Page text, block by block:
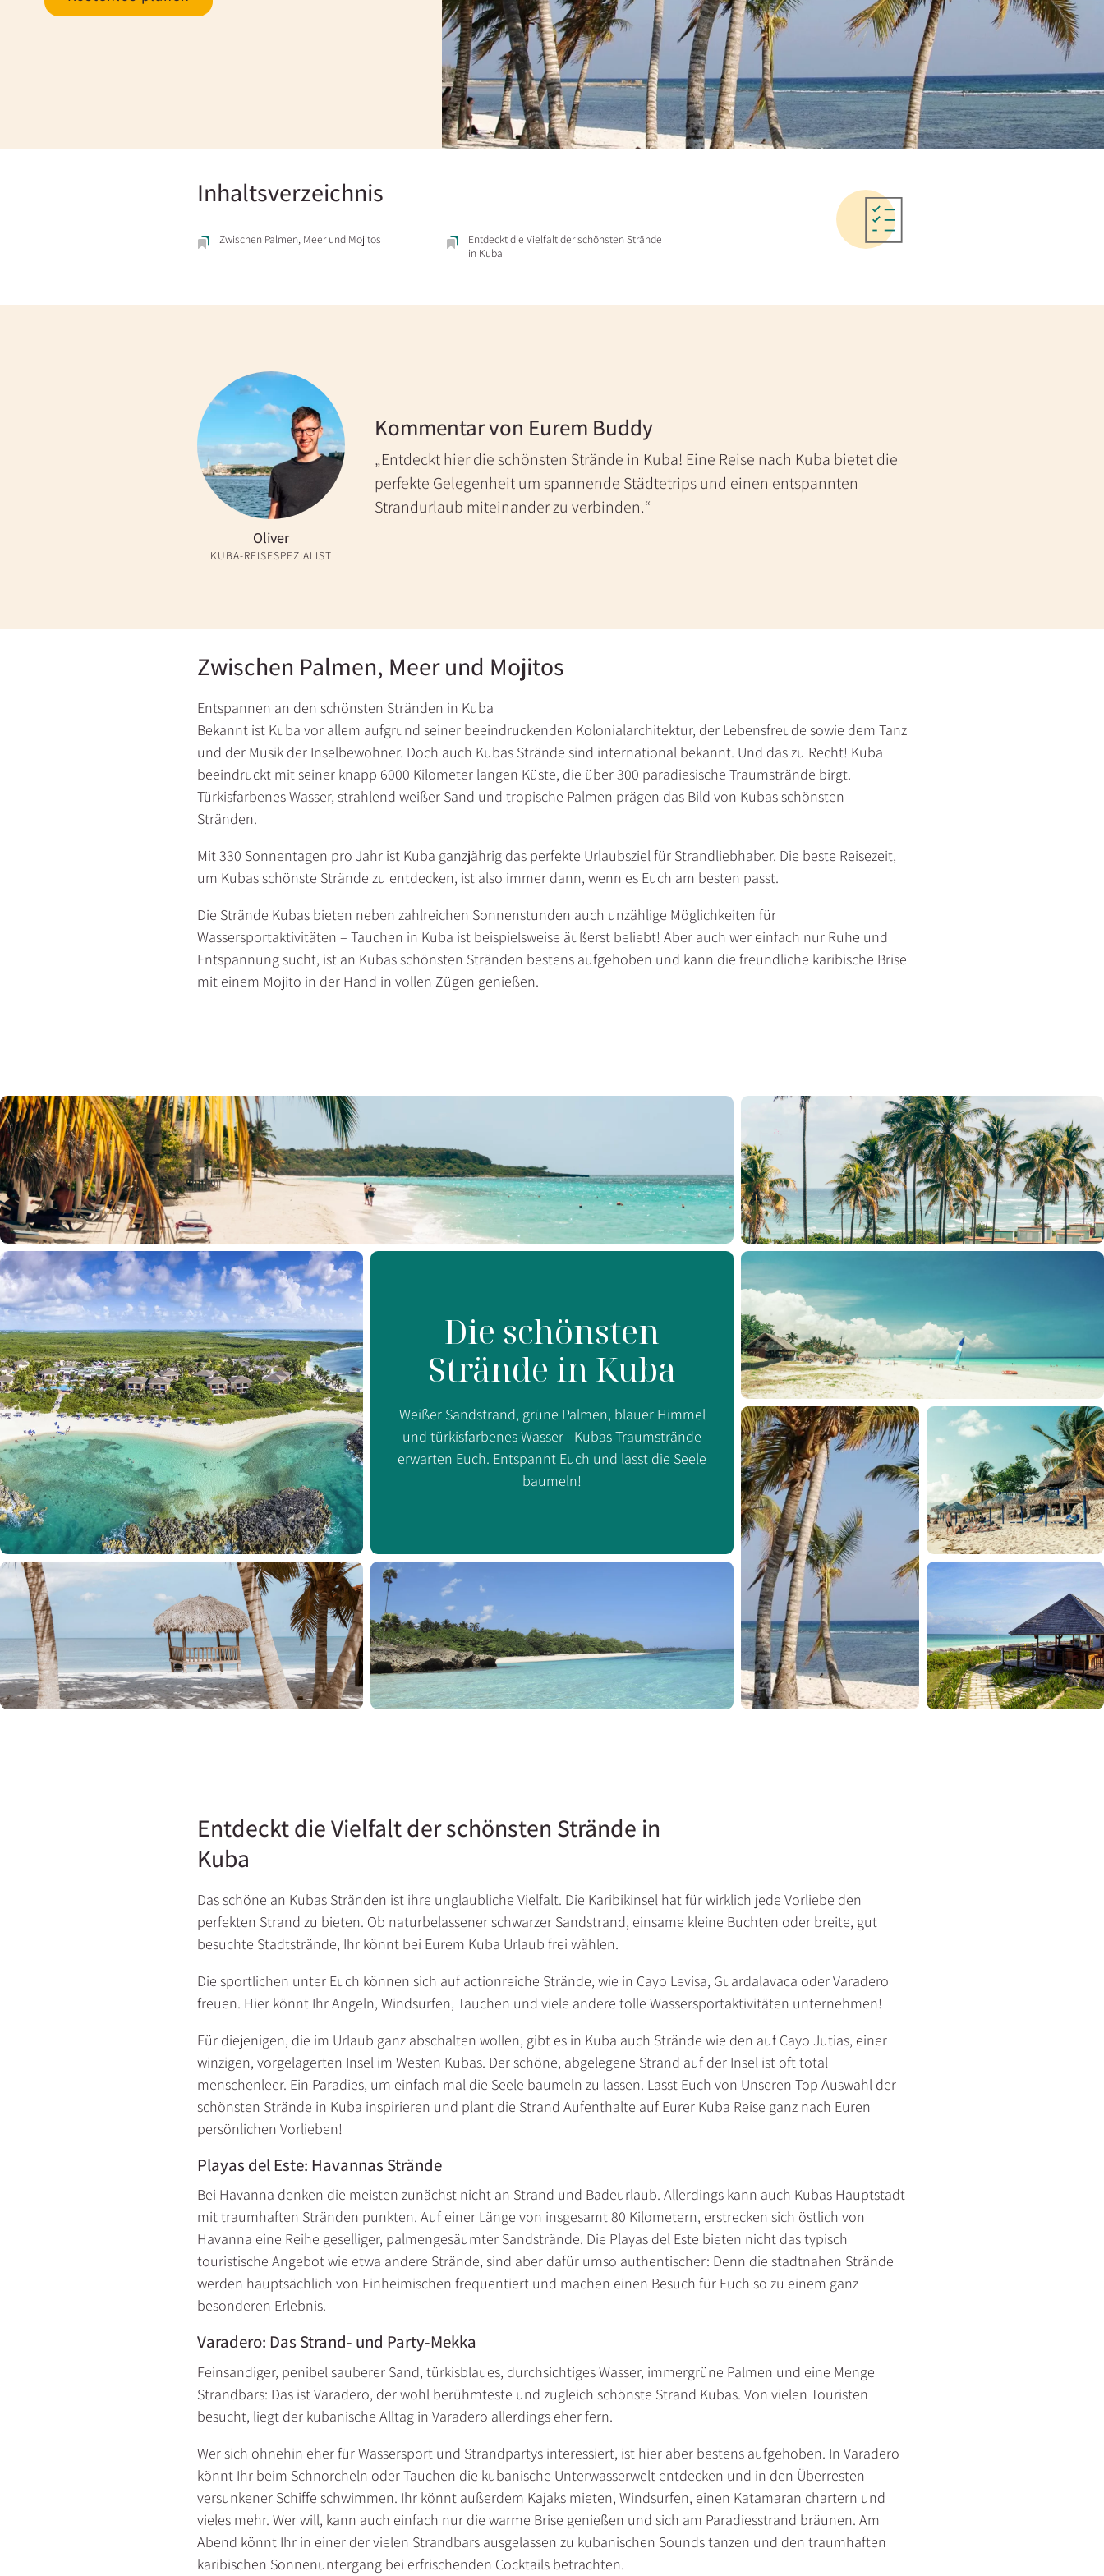
Inhaltsverzeichnis
Zwischen Palmen, Meer und Mojitos
Entdeckt die Vielfalt der schönsten Strände
in Kuba
Oliver
KUBA-REISESPEZIALIST
Kommentar von Eurem Buddy
Entdeckt hier die schönsten Strände in Kuba! Eine Reise nach Kuba bietet die
perfekte Gelegenheit um spannende Städtetrips und einen entspannten
Strandurlaub miteinander zu verbinden.
Zwischen Palmen, Meer und Mojitos
Entspannen an den schönsten Stränden in Kuba
Bekannt ist Kuba vor allem aufgrund seiner beeindruckenden Kolonialarchitektur, der Lebensfreude sowie dem Tanz
und der Musik der Inselbewohner. Doch auch Kubas Strände sind international bekannt. Und das zu Recht! Kuba
beeindruckt mit seiner knapp 6000 Kilometer langen Küste, die über 300 paradiesische Traumstrände birgt.
Türkisfarbenes Wasser, strahlend weißer Sand und tropische Palmen prägen das Bild von Kubas schönsten
Stränden.
Mit 330 Sonnentagen pro Jahr ist Kuba ganzjährig das perfekte Urlaubsziel für Strandliebhaber. Die beste Reisezeit,
um Kubas schönste Strände zu entdecken, ist also immer dann, wenn es Euch am besten passt.
Die Strände Kubas bieten neben zahlreichen Sonnenstunden auch unzählige Möglichkeiten für
Wassersportaktivitäten – Tauchen in Kuba ist beispielsweise äußerst beliebt! Aber auch wer einfach nur Ruhe und
Entspannung sucht, ist an Kubas schönsten Stränden bestens aufgehoben und kann die freundliche karibische Brise
mit einem Mojito in der Hand in vollen Zügen genießen.
Die schönsten
Strände in Kuba
Weißer Sandstrand, grüne Palmen, blauer Himmel
und türkisfarbenes Wasser - Kubas Traumstrände
erwarten Euch. Entspannt Euch und lasst die Seele
baumeln!
Entdeckt die Vielfalt der schönsten Strände in
Kuba
Das schöne an Kubas Stränden ist ihre unglaubliche Vielfalt. Die Karibikinsel hat für wirklich jede Vorliebe den
perfekten Strand zu bieten. Ob naturbelassener schwarzer Sandstrand, einsame kleine Buchten oder breite, gut
besuchte Stadtstrände, Ihr könnt bei Eurem Kuba Urlaub frei wählen.
Die sportlichen unter Euch können sich auf actionreiche Strände, wie in Cayo Levisa, Guardalavaca oder Varadero
freuen. Hier könnt Ihr Angeln, Windsurfen, Tauchen und viele andere tolle Wassersportaktivitäten unternehmen!
Für diejenigen, die im Urlaub ganz abschalten wollen, gibt es in Kuba auch Strände wie den auf Cayo Jutias, einer
winzigen, vorgelagerten Insel im Westen Kubas. Der schöne, abgelegene Strand auf der Insel ist oft total
menschenleer. Ein Paradies, um einfach mal die Seele baumeln zu lassen. Lasst Euch von Unseren Top Auswahl der
schönsten Strände in Kuba inspirieren und plant die Strand Aufenthalte auf Eurer Kuba Reise ganz nach Euren
persönlichen Vorlieben!
Playas del Este: Havannas Strände
Bei Havanna denken die meisten zunächst nicht an Strand und Badeurlaub. Allerdings kann auch Kubas Hauptstadt
mit traumhaften Stränden punkten. Auf einer Länge von insgesamt 80 Kilometern, erstrecken sich östlich von
Havanna eine Reihe geselliger, palmengesäumter Sandstrände. Die Playas del Este bieten nicht das typisch
touristische Angebot wie etwa andere Strände, sind aber dafür umso authentischer: Denn die stadtnahen Strände
werden hauptsächlich von Einheimischen frequentiert und machen einen Besuch für Euch so zu einem ganz
besonderen Erlebnis.
Varadero: Das Strand- und Party-Mekka
Feinsandiger, penibel sauberer Sand, türkisblaues, durchsichtiges Wasser, immergrüne Palmen und eine Menge
Strandbars: Das ist Varadero, der wohl berühmteste und zugleich schönste Strand Kubas. Von vielen Touristen
besucht, liegt der kubanische Alltag in Varadero allerdings eher fern.
Wer sich ohnehin eher für Wassersport und Strandpartys interessiert, ist hier aber bestens aufgehoben. In Varadero
könnt Ihr beim Schnorcheln oder Tauchen die kubanische Unterwasserwelt entdecken und in den Überresten
versunkener Schiffe schwimmen. Ihr könnt außerdem Kajaks mieten, Windsurfen, einen Katamaran chartern und
vieles mehr. Wer will, kann auch einfach nur die warme Brise genießen und sich am Paradiesstrand bräunen. Am
Abend könnt Ihr in einer der vielen Strandbars ausgelassen zu kubanischen Sounds tanzen und den traumhaften
karibischen Sonnenuntergang bei erfrischenden Cocktails betrachten.